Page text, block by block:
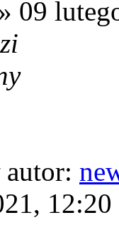
09
autor:
12:20